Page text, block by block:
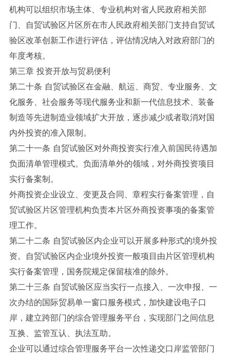
机构可以组织市场主体、专业机构对省人民政府相关部
门、自贸试验区片区所在市人民政府相关部门支持自贸试
验区改革创新工作进行评估，评估情况纳入对政府部门的
年度考核。
第三章 投资开放与贸易便利
第二十条 自贸试验区在金融、航运、商贸、专业服务、文
化服务、社会服务等现代服务业和新一代信息技术、装备
制造等先进制造业领域扩大开放，逐步减少或者取消对国
内外投资的准入限制。
第二十一条 自贸试验区对外商投资实行准入前国民待遇加
负面清单管理模式。负面清单外的领域，对外商投资项目
实行备案制。
外商投资企业设立、变更及合同、章程实行备案管理，自
贸试验区片区管理机构负责本片区外商投资事项的备案管
理工作。
第二十二条 自贸试验区内企业可以开展多种形式的境外投
资。自贸试验区内企业境外投资一般项目由片区管理机构
实行备案管理，国务院规定保留核准的除外。
第二十三条 自贸试验区应当实行一点接入、一次申报、一
次办结的国际贸易单一窗口服务模式，加快建设电子口
岸，建立跨部门的综合管理服务平台，实现部门之间信息
互换、监管互认、执法互助。
企业可以通过综合管理服务平台一次性递交口岸监管部门